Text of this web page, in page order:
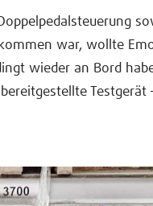
war, wollte
wieder an Bord
Testgerät